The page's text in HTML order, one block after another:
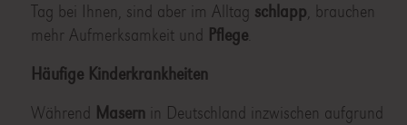
Tag bei Ihnen, sind aber im Alltag schlapp , brauchen
mehr Aufmerksamkeit und Pflege.
Häufige Kinderkrankheiten
Während Masern in Deutschland inzwischen aufgrund